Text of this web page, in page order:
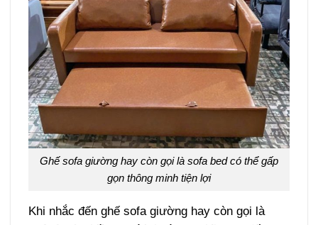
Ghế sofa giường hay còn gọi là sofa bed có thể gấp
gọn thông minh tiện lợi
Khi nhắc đến ghế sofa giường hay còn gọi là